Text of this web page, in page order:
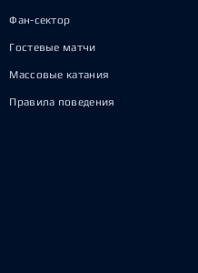
Фан-сектор
Гостевые матчи
Массовые катания
Правила поведения